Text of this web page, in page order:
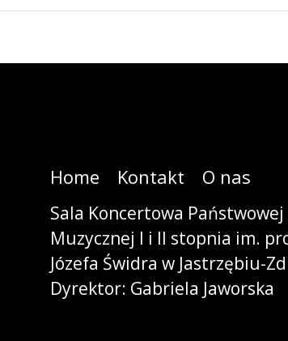
Home Kontakt O nas
Sala Koncertowa Państwowej
Muzycznej I i II stopnia im.
Józefa Świdra w Jastrzębiu-
Dyrektor: Gabriela Jaworska